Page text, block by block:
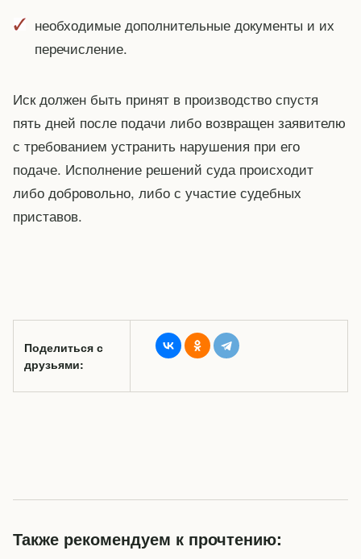
необходимые дополнительные документы и их
перечисление.
Иск должен быть принят в производство спустя
пять дней после подачи либо возвращен заявителю
с требованием устранить нарушения при его
подаче. Исполнение решений суда происходит
либо добровольно, либо с участие судебных
приставов.
Поделиться с
друзьями:
Также рекомендуем к прочтению: